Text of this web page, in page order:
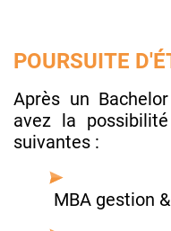
POURSUITE
Après un
avez la
suivantes :
MBA gestion